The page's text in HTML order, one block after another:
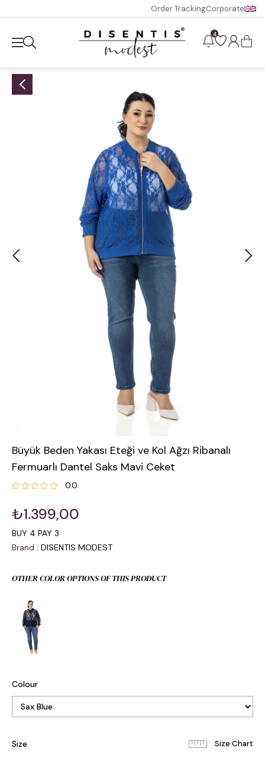
Order TrackingCorporate
4
Büyük Beden Yakası Eteği ve Kol Ağzı Ribanalı
Fermuarlı Dantel Saks Mavi Ceket
0.0
₺1.399,00
BUY 4 PAY 3
Brand : DISENTIS MODEST
OTHER COLOR OPTIONS OF THIS PRODUCT
Colour
Size